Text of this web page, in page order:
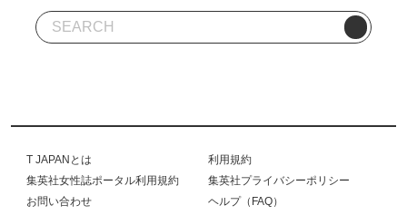
T JAPANとは
利用規約
集英社女性誌ポータル利用規約
集英社プライバシーポリシー
お問い合わせ
ヘルプ（FAQ）